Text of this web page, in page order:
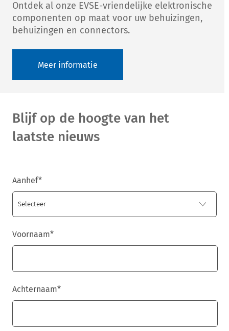
Ontdek al onze EVSE-vriendelijke elektronische
componenten op maat voor uw behuizingen,
behuizingen en connectors.
Meer informatie
Blijf op de hoogte van het
laatste nieuws
Aanhef*
Voornaam*
Achternaam*